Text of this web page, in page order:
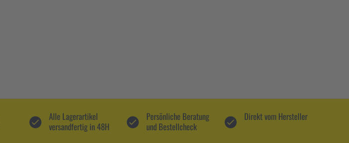
Alle Lagerartikel
versandfertig in 48H
Persönliche Beratung
und Bestellcheck
Direkt vom Hersteller